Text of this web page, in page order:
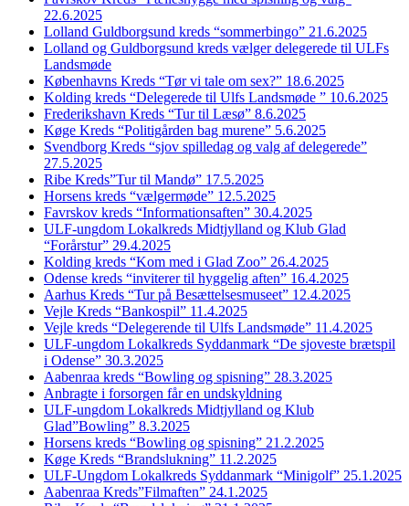
22.6.2025
Lolland Guldborgsund kreds “sommerbingo” 21.6.2025
Lolland og Guldborgsund kreds vælger delegerede til ULFs
Landsmøde
Københavns Kreds “Tør vi tale om sex?” 18.6.2025
Kolding kreds “Delegerede til Ulfs Landsmøde ” 10.6.2025
Frederikshavn Kreds “Tur til Læsø” 8.6.2025
Køge Kreds “Politigården bag murene” 5.6.2025
Svendborg Kreds “sjov spilledag og valg af delegerede”
27.5.2025
Ribe Kreds”Tur til Mandø” 17.5.2025
Horsens kreds “vælgermøde” 12.5.2025
Favrskov kreds “Informationsaften” 30.4.2025
ULF-ungdom Lokalkreds Midtjylland og Klub Glad
“Forårstur” 29.4.2025
Kolding kreds “Kom med i Glad Zoo” 26.4.2025
Odense kreds “inviterer til hyggelig aften” 16.4.2025
Aarhus Kreds “Tur på Besættelsesmuseet” 12.4.2025
Vejle Kreds “Bankospil” 11.4.2025
Vejle kreds “Delegerende til Ulfs Landsmøde” 11.4.2025
ULF-ungdom Lokalkreds Syddanmark “De sjoveste brætspil
i Odense” 30.3.2025
Aabenraa kreds “Bowling og spisning” 28.3.2025
Anbragte i forsorgen får en undskyldning
ULF-ungdom Lokalkreds Midtjylland og Klub
Glad”Bowling” 8.3.2025
Horsens kreds “Bowling og spisning” 21.2.2025
Køge Kreds “Brandslukning” 11.2.2025
ULF-Ungdom Lokalkreds Syddanmark “Minigolf” 25.1.2025
Aabenraa Kreds”Filmaften” 24.1.2025